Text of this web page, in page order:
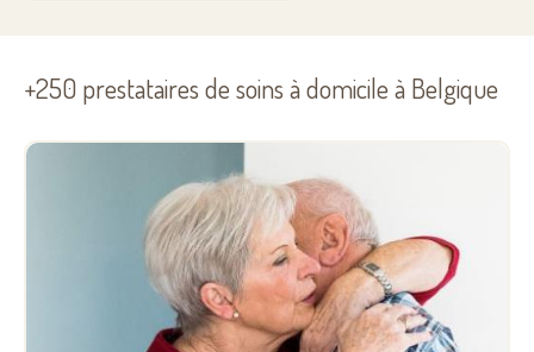
+250 prestataires de soins à domicile à Belgique